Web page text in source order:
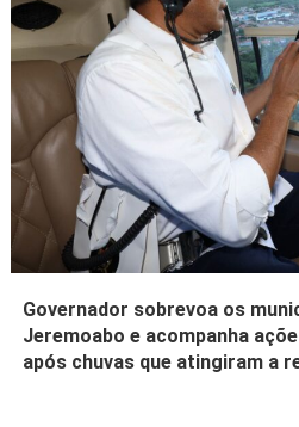
Governador sobrevoa os
Jeremoabo e acompanha
após chuvas que atingiram a